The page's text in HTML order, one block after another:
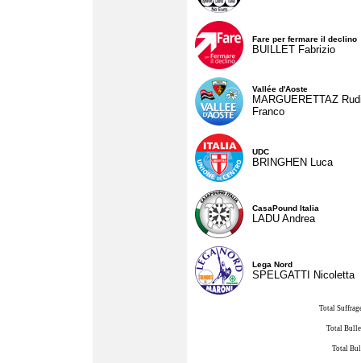
Fare per fermare il declino
BUILLET Fabrizio
Vallée d'Aoste
MARGUERETTAZ
Franco
UDC
BRINGHEN Luca
CasaPound Italia
LADU Andrea
Lega Nord
SPELGATTI Nicoletta
Total
Total
Total